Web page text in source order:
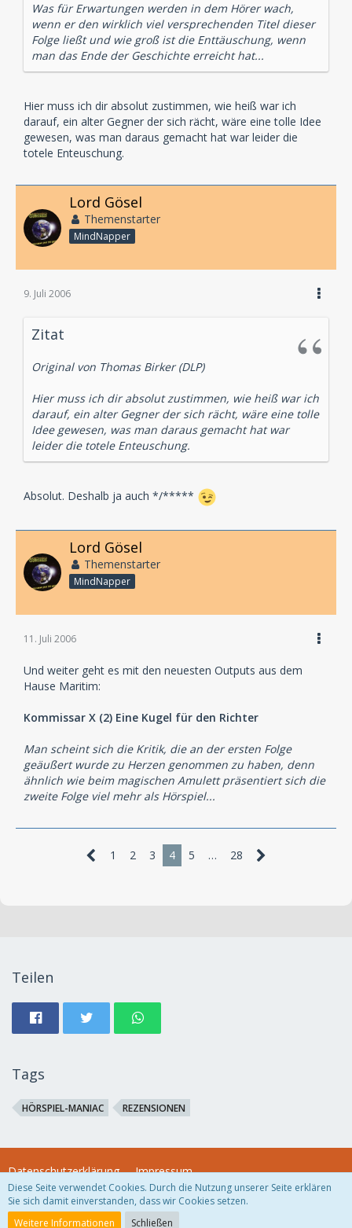
Was für Erwartungen werden in dem Hörer wach,
wenn er den wirklich viel versprechenden Titel dieser
Folge ließt und wie groß ist die Enttäuschung, wenn
man das Ende der Geschichte erreicht hat...
Hier muss ich dir absolut zustimmen, wie heiß war ich
darauf, ein alter Gegner der sich rächt, wäre eine tolle Idee
gewesen, was man daraus gemacht hat war leider die
totele Enteuschung.
Lord Gösel
Themenstarter
MindNapper
9. Juli 2006
Zitat
Original von Thomas Birker (DLP)
Hier muss ich dir absolut zustimmen, wie heiß war ich
darauf, ein alter Gegner der sich rächt, wäre eine tolle
Idee gewesen, was man daraus gemacht hat war
leider die totele Enteuschung.
Absolut. Deshalb ja auch */*****
Lord Gösel
Themenstarter
MindNapper
11. Juli 2006
Und weiter geht es mit den neuesten Outputs aus dem
Hause Maritim:
Kommissar X (2) Eine Kugel für den Richter
Man scheint sich die Kritik, die an der ersten Folge
geäußert wurde zu Herzen genommen zu haben, denn
ähnlich wie beim magischen Amulett präsentiert sich die
zweite Folge viel mehr als Hörspiel...
1 2 3 4 5 … 28
Teilen
Tags
HÖRSPIEL-MANIAC REZENSIONEN
Datenschutzerklärung Impressum
Community-Software:
Diese Seite verwendet Cookies. Durch die Nutzung unserer Seite erklären
Sie sich damit einverstanden, dass wir Cookies setzen.
Weitere Informationen
Schließen